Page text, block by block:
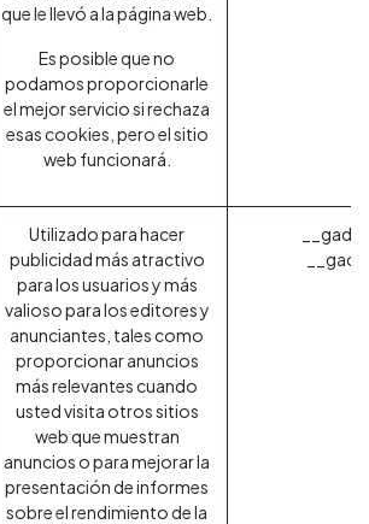
que le llevó a la página web.
Es posible que no
podamos proporcionarle
el mejor servicio si rechaza
esas cookies, pero el sitio
web funcionará.
Utilizado para hacer
publicidad más atractivo
para los usuarios y más
valioso para los editores y
anunciantes, tales como
proporcionar anuncios
más relevantes cuando
usted visita otros sitios
web que muestran
anuncios o para mejorar la
presentación de informes
sobre el rendimiento de la
__gac